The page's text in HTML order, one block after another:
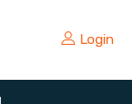
Login